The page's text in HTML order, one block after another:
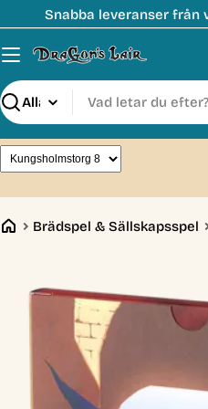
till
innehåll
Snabba leveranser från
Sök
Brädspel & Sällskapsspel